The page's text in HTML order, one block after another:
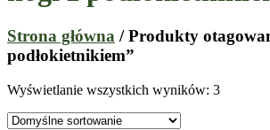
Strona główna / Produkty
podłokietnikiem”
Wyświetlanie wszystkich wyników: 3